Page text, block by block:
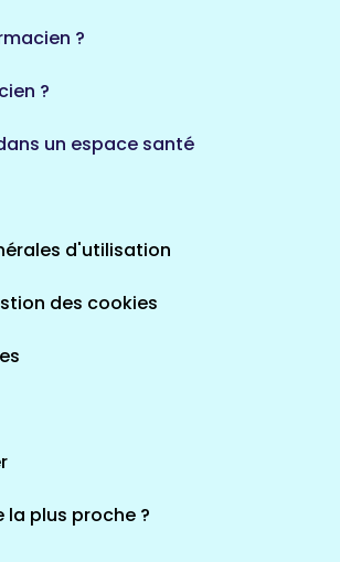
?
?
un espace santé
d'utilisation
des cookies
la plus proche ?